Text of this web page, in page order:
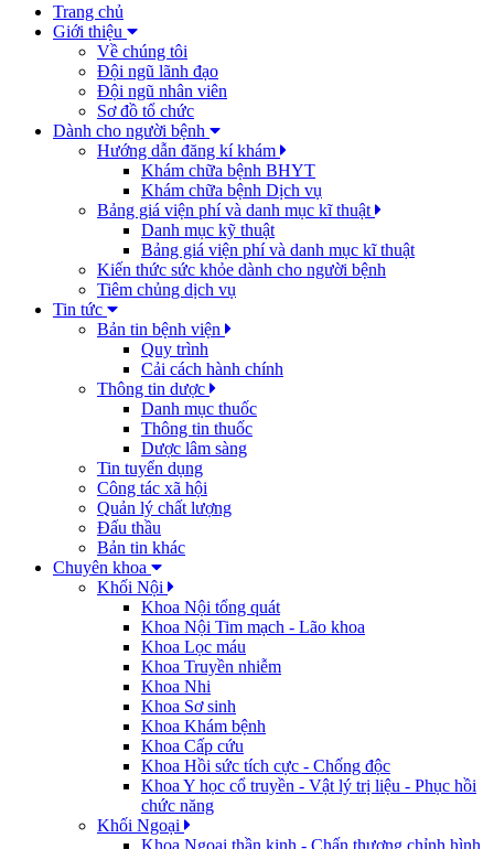
Trang chủ
Giới thiệu
Về chúng tôi
Đội ngũ lãnh đạo
Đội ngũ nhân viên
Sơ đồ tổ chức
Dành cho người bệnh
Hướng dẫn đăng kí khám
Khám chữa bệnh BHYT
Khám chữa bệnh Dịch vụ
Bảng giá viện phí và danh mục kĩ thuật
Danh mục kỹ thuật
Bảng giá viện phí và danh mục kĩ thuật
Kiến thức sức khỏe dành cho người bệnh
Tiêm chủng dịch vụ
Tin tức
Bản tin bệnh viện
Quy trình
Cải cách hành chính
Thông tin dược
Danh mục thuốc
Thông tin thuốc
Dược lâm sàng
Tin tuyển dụng
Công tác xã hội
Quản lý chất lượng
Đấu thầu
Bản tin khác
Chuyên khoa
Khối Nội
Khoa Nội tổng quát
Khoa Nội Tim mạch - Lão khoa
Khoa Lọc máu
Khoa Truyền nhiễm
Khoa Nhi
Khoa Sơ sinh
Khoa Khám bệnh
Khoa Cấp cứu
Khoa Hồi sức tích cực - Chống độc
Khoa Y học cổ truyền - Vật lý trị liệu - Phục hồi
chức năng
Khối Ngoại
Khoa Ngoại thần kinh - Chấn thương chỉnh hình